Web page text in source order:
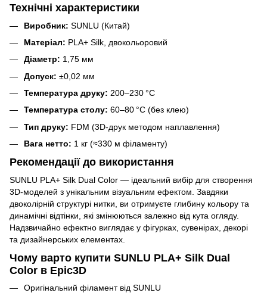
Технічні характеристики
Виробник: SUNLU (Китай)
Матеріал: PLA+ Silk, двокольоровий
Діаметр: 1,75 мм
Допуск: ±0,02 мм
Температура друку: 200–230 °C
Температура столу: 60–80 °C (без клею)
Тип друку: FDM (3D-друк методом наплавлення)
Вага нетто: 1 кг (≈330 м філаменту)
Рекомендації до використання
SUNLU PLA+ Silk Dual Color — ідеальний вибір для створення
3D-моделей з унікальним візуальним ефектом. Завдяки
двоколірній структурі нитки, ви отримуєте глибину кольору та
динамічні відтінки, які змінюються залежно від кута огляду.
Надзвичайно ефектно виглядає у фігурках, сувенірах, декорі
та дизайнерських елементах.
Чому варто купити SUNLU PLA+ Silk Dual
Color в Epic3D
Оригінальний філамент від SUNLU